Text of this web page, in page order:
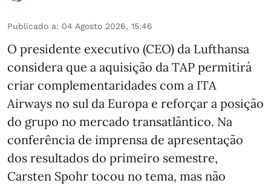
Publicado a: 04 Agosto 2026, 15:46
O presidente executivo (CEO) da Lufthansa
considera que a aquisição da TAP permitirá
criar complementaridades com a ITA
Airways no sul da Europa e reforçar a posição
do grupo no mercado transatlântico. Na
conferência de imprensa de apresentação
dos resultados do primeiro semestre,
Carsten Spohr tocou no tema, mas não